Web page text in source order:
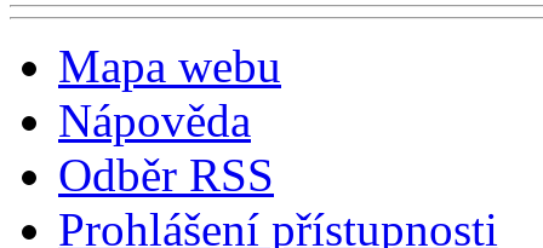
Mapa webu
Nápověda
Odběr RSS
Prohlášení přístupnosti